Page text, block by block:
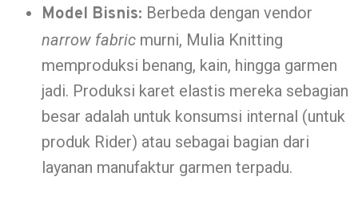
Model Bisnis: Berbeda dengan vendor
narrow fabricmurni, Mulia Knitting
memproduksi benang, kain, hingga garmen
jadi. Produksi karet elastis mereka sebagian
besar adalah untuk konsumsi internal (untuk
produk Rider) atau sebagai bagian dari
layanan manufaktur garmen terpadu.